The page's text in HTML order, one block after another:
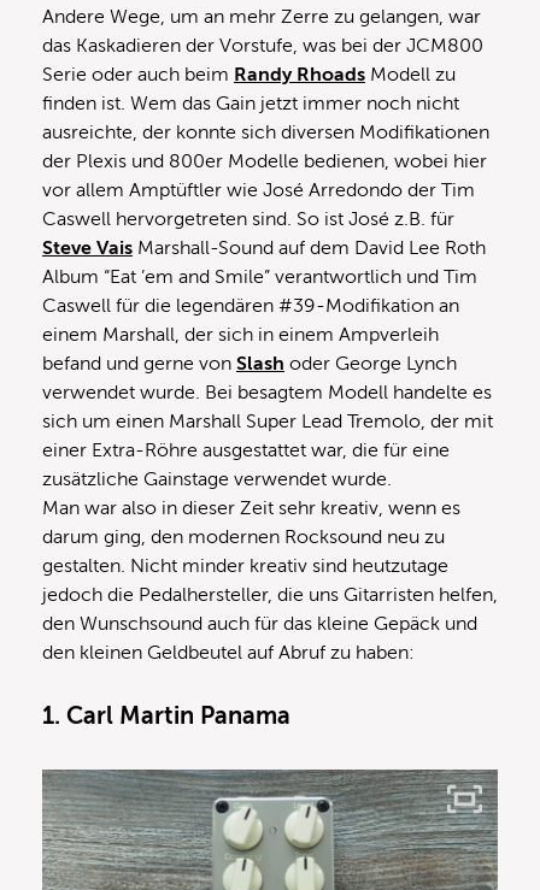
Andere Wege, um an mehr Zerre zu gelangen, war
das Kaskadieren der Vorstufe, was bei der JCM800
Serie oder auch beim Randy Rhoads Modell zu
finden ist. Wem das Gain jetzt immer noch nicht
ausreichte, der konnte sich diversen Modifikationen
der Plexis und 800er Modelle bedienen, wobei hier
vor allem Amptüftler wie José Arredondo der Tim
Caswell hervorgetreten sind. So ist José z.B. für
Steve Vais Marshall-Sound auf dem David Lee Roth
Album “Eat ’em and Smile” verantwortlich und Tim
Caswell für die legendären #39-Modifikation an
einem Marshall, der sich in einem Ampverleih
befand und gerne von Slash oder George Lynch
verwendet wurde. Bei besagtem Modell handelte es
sich um einen Marshall Super Lead Tremolo, der mit
einer Extra-Röhre ausgestattet war, die für eine
zusätzliche Gainstage verwendet wurde.
Man war also in dieser Zeit sehr kreativ, wenn es
darum ging, den modernen Rocksound neu zu
gestalten. Nicht minder kreativ sind heutzutage
jedoch die Pedalhersteller, die uns Gitarristen helfen,
den Wunschsound auch für das kleine Gepäck und
den kleinen Geldbeutel auf Abruf zu haben:
1. Carl Martin Panama